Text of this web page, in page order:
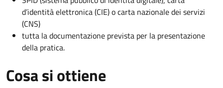
d’identità elettronica (CIE) o carta nazionale dei servizi
(CNS)
tutta la documentazione prevista per la presentazione
della pratica.
Cosa si ottiene